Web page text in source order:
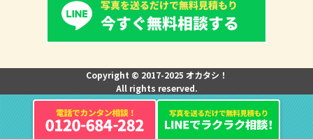
Copyright © 2017-2025 オカタシ！
All rights reserved.